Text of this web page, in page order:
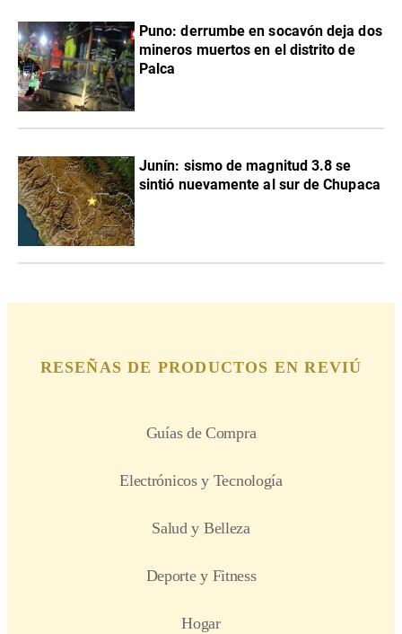
Puno: derrumbe en socavón deja dos
mineros muertos en el distrito de
Palca
Junín: sismo de magnitud 3.8 se
sintió nuevamente al sur de Chupaca